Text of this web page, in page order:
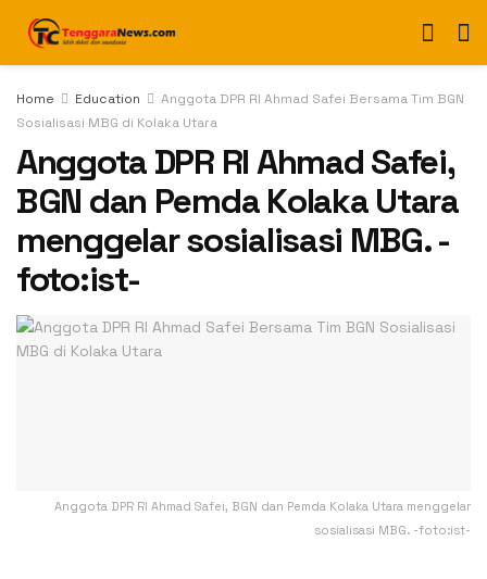
Home Education
Anggota DPR RI Ahmad Safei Bersama Tim BGN
Sosialisasi MBG di Kolaka Utara
Anggota DPR RI Ahmad Safei,
BGN dan Pemda Kolaka Utara
menggelar sosialisasi MBG. -
foto:ist-
Anggota DPR RI Ahmad Safei, BGN dan Pemda Kolaka Utara menggelar
sosialisasi MBG. -foto:ist-